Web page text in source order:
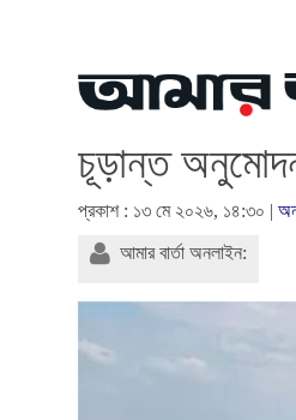
চূড়ান্ত
প্রকাশ : ১৩ মে ২০২৬, ১৪:৩০ |
আমার বার্তা অনলাইন: